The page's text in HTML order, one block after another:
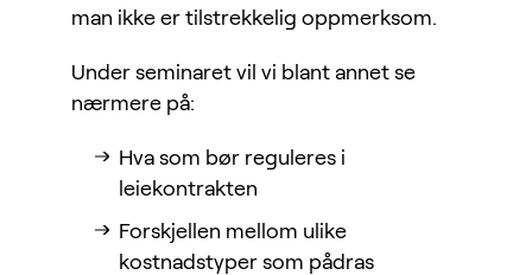
man ikke er tilstrekkelig oppmerksom.
Under seminaret vil vi blant annet se
nærmere på:
Hva som bør reguleres i
leiekontrakten
Forskjellen mellom ulike
kostnadstyper som pådras